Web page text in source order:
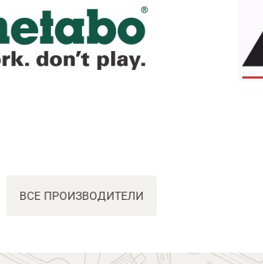
ВСЕ ПРОИЗВОДИТЕЛИ